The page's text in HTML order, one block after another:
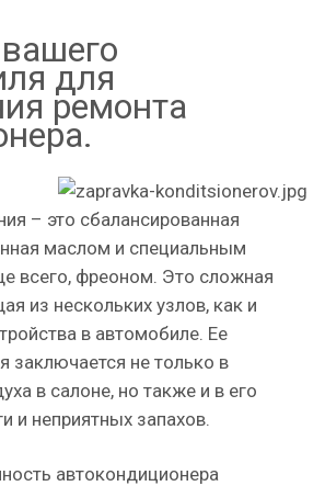
для
ремонта
– это сбалансированная
маслом и специальным
всего, фреоном. Это сложная
из нескольких узлов, как и
в автомобиле. Ее
заключается не только в
в салоне, но также и в его
и неприятных запахов.
автокондиционера